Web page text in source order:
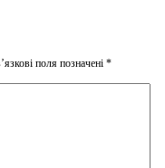
поля позначені *